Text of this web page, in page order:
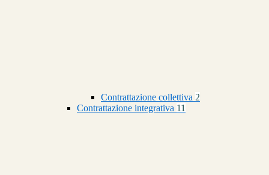
Contrattazione collettiva 2
Contrattazione integrativa 11